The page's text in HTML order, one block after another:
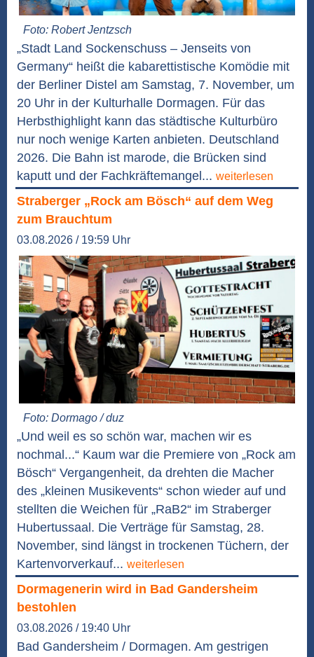
Foto: Robert Jentzsch
„Stadt Land Sockenschuss – Jenseits von
Germany“ heißt die kabarettistische Komödie mit
der Berliner Distel am Samstag, 7. November, um
20 Uhr in der Kulturhalle Dormagen. Für das
Herbsthighlight kann das städtische Kulturbüro
nur noch wenige Karten anbieten. Deutschland
2026. Die Bahn ist marode, die Brücken sind
kaputt und der Fachkräftemangel... weiterlesen
Straberger „Rock am Bösch“ auf dem Weg
zum Brauchtum
03.08.2026 / 19:59 Uhr
Foto: Dormago / duz
„Und weil es so schön war, machen wir es
nochmal...“ Kaum war die Premiere von „Rock am
Bösch“ Vergangenheit, da drehten die Macher
des „kleinen Musikevents“ schon wieder auf und
stellten die Weichen für „RaB2“ im Straberger
Hubertussaal. Die Verträge für Samstag, 28.
November, sind längst in trockenen Tüchern, der
Kartenvorverkauf... weiterlesen
Dormagenerin wird in Bad Gandersheim
bestohlen
03.08.2026 / 19:40 Uhr
Bad Gandersheim / Dormagen. Am gestrigen